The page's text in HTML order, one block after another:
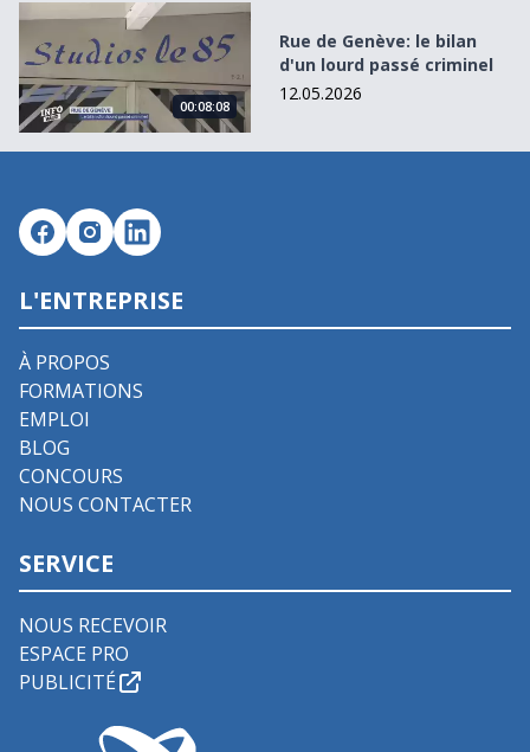
Rue de Genève: le bilan d&#039;un lourd passé criminel
00:08:08
Rue de Genève: le bilan
d'un lourd passé criminel
12.05.2026
L'ENTREPRISE
À PROPOS
FORMATIONS
EMPLOI
BLOG
CONCOURS
NOUS CONTACTER
SERVICE
NOUS RECEVOIR
ESPACE PRO
PUBLICITÉ